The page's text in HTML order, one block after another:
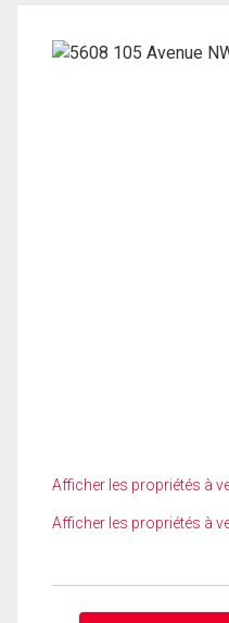
Afficher les propriétés à
Afficher les propriétés à